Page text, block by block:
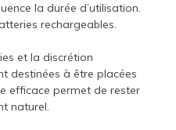
la durée d’utilisation.
rechargeables.
et la discrétion
destinées à être placées
efficace permet de rester
naturel.